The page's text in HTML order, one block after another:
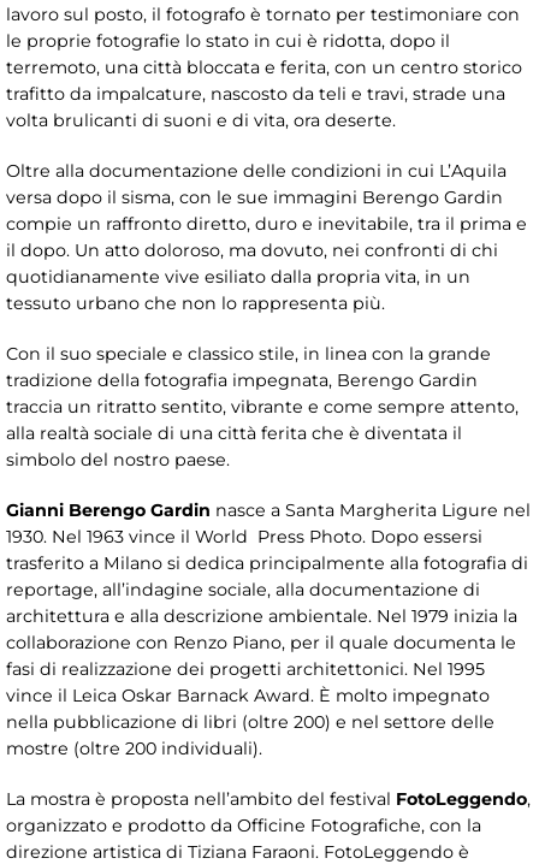
lavoro sul posto, il fotografo è tornato per testimoniare con
le proprie fotografie lo stato in cui è ridotta, dopo il
terremoto, una città bloccata e ferita, con un centro storico
trafitto da impalcature, nascosto da teli e travi, strade una
volta brulicanti di suoni e di vita, ora deserte.
Oltre alla documentazione delle condizioni in cui L’Aquila
versa dopo il sisma, con le sue immagini Berengo Gardin
compie un raffronto diretto, duro e inevitabile, tra il prima e
il dopo. Un atto doloroso, ma dovuto, nei confronti di chi
quotidianamente vive esiliato dalla propria vita, in un
tessuto urbano che non lo rappresenta più.
Con il suo speciale e classico stile, in linea con la grande
tradizione della fotografia impegnata, Berengo Gardin
traccia un ritratto sentito, vibrante e come sempre attento,
alla realtà sociale di una città ferita che è diventata il
simbolo del nostro paese.
Gianni Berengo Gardin nasce a Santa Margherita Ligure nel
1930. Nel 1963 vince il World Press Photo. Dopo essersi
trasferito a Milano si dedica principalmente alla fotograﬁa di
reportage, all’indagine sociale, alla documentazione di
architettura e alla descrizione ambientale. Nel 1979 inizia la
collaborazione con Renzo Piano, per il quale documenta le
fasi di realizzazione dei progetti architettonici. Nel 1995
vince il Leica Oskar Barnack Award. È molto impegnato
nella pubblicazione di libri (oltre 200) e nel settore delle
mostre (oltre 200 individuali).
La mostra è proposta nell’ambito del festival FotoLeggendo,
organizzato e prodotto da Officine Fotografiche, con la
direzione artistica di Tiziana Faraoni. FotoLeggendo è